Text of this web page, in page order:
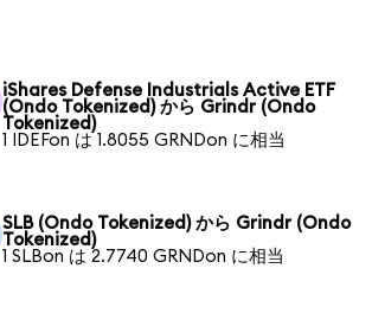
iShares Defense Industrials Active ETF
(Ondo Tokenized) から Grindr (Ondo
Tokenized)
1 IDEFon は 1.8055 GRNDon に相当
SLB (Ondo Tokenized) から Grindr (Ondo
Tokenized)
1 SLBon は 2.7740 GRNDon に相当